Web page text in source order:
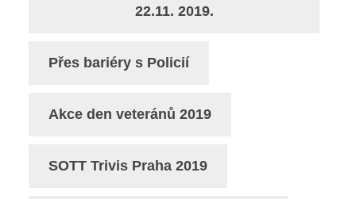
22.11. 2019.
Přes bariéry s Policií
Akce den veteránů 2019
SOTT Trivis Praha 2019